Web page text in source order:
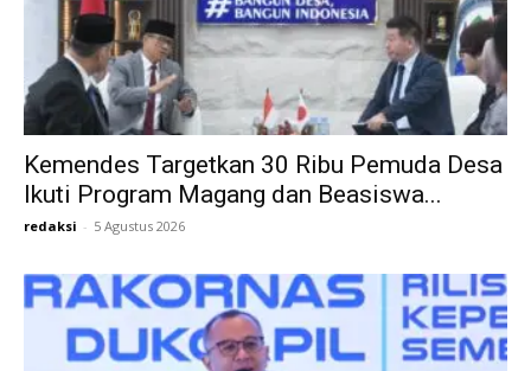
Kemendes Targetkan 30 Ribu Pemuda Desa
Ikuti Program Magang dan Beasiswa...
redaksi - 5 Agustus 2026